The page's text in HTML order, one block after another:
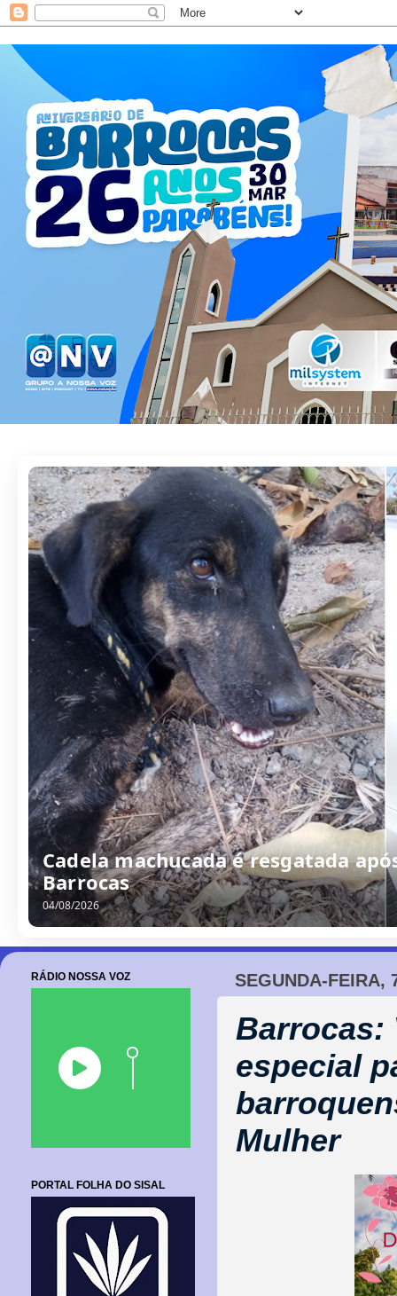
Barroquense Saline Simões
Boleiras de Serrinha
05/08/2026
SEGUNDA-FEIRA,
Barrocas:
especial
Mulher
RÁDIO NOSSA VOZ
PORTAL FOLHA DO SISAL